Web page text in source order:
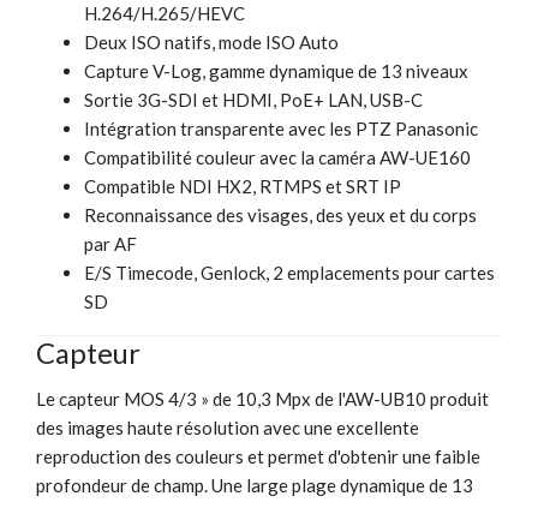
H.264/H.265/HEVC
Deux ISO natifs, mode ISO Auto
Capture V-Log, gamme dynamique de 13 niveaux
Sortie 3G-SDI et HDMI, PoE+ LAN, USB-C
Intégration transparente avec les PTZ Panasonic
Compatibilité couleur avec la caméra AW-UE160
Compatible NDI HX2, RTMPS et SRT IP
Reconnaissance des visages, des yeux et du corps
par AF
E/S Timecode, Genlock, 2 emplacements pour cartes
SD
Capteur
Le capteur MOS 4/3 » de 10,3 Mpx de l'AW-UB10 produit
des images haute résolution avec une excellente
reproduction des couleurs et permet d'obtenir une faible
profondeur de champ. Une large plage dynamique de 13